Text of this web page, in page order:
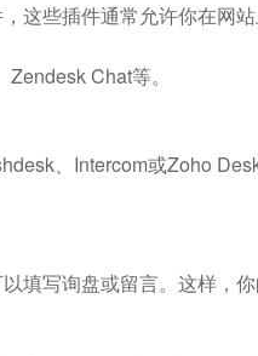
这些插件通常允许你在网
Chat等。
、Intercom或Zoho
填写询盘或留言。这样，你